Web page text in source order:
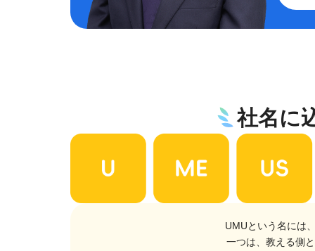
社名に
UMUという名には
一つは、教える側